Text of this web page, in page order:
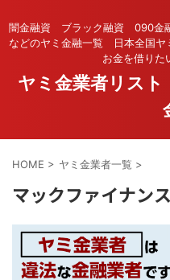
闇金融資 ブラック融資 090
などのヤミ金融一覧 日本全国ヤ
お金を借りた
ヤミ金業者リスト
HOME > ヤミ金業者一覧 >
マックファイナン